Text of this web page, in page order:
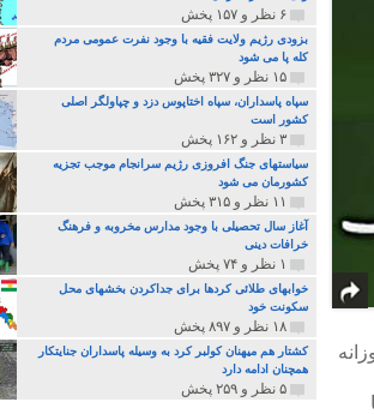
۶ نظر و ۱۵۷ پخش
بزودی رژیم ولایت فقیه با وجود نفرت عمومی مردم
کله پا می شود
۱۵ نظر و ۳۲۷ پخش
سپاه پاسداران، سپاه اختاپوس دزد و چپاولگر اصلی
کشور است
۳ نظر و ۱۶۲ پخش
سیاستهای جنگ افروزی رژیم سرانجام موجب تجزیه
کشورمان می شود
۱۱ نظر و ۳۱۵ پخش
آغاز سال تحصیلی با وجود مدارس مخروبه و فرهنگ
خرافات دینی
۱ نظر و ۷۴ پخش
خوابهای طلائی کردها برای جداکردن بخشهای محل
سکونت خود
۱۸ نظر و ۸۹۷ پخش
کشتار هم میهنان کولبر کرد به وسیله پاسداران جنایتکار
همچنان ادامه دارد
۵ نظر و ۲۵۹ پخش